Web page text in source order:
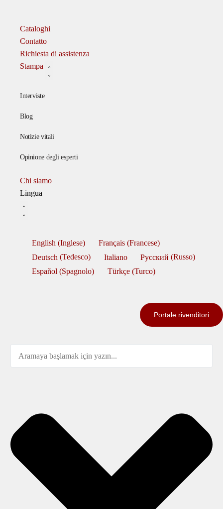
Cataloghi
Contatto
Richiesta di assistenza
Stampa
Interviste
Blog
Notizie vitali
Opinione degli esperti
Chi siamo
Lingua
English (Inglese) Français(Francese)
Deutsch (Tedesco) Italiano Русский (Russo)
Español (Spagnolo) Türkçe(Turco)
Portale rivenditori